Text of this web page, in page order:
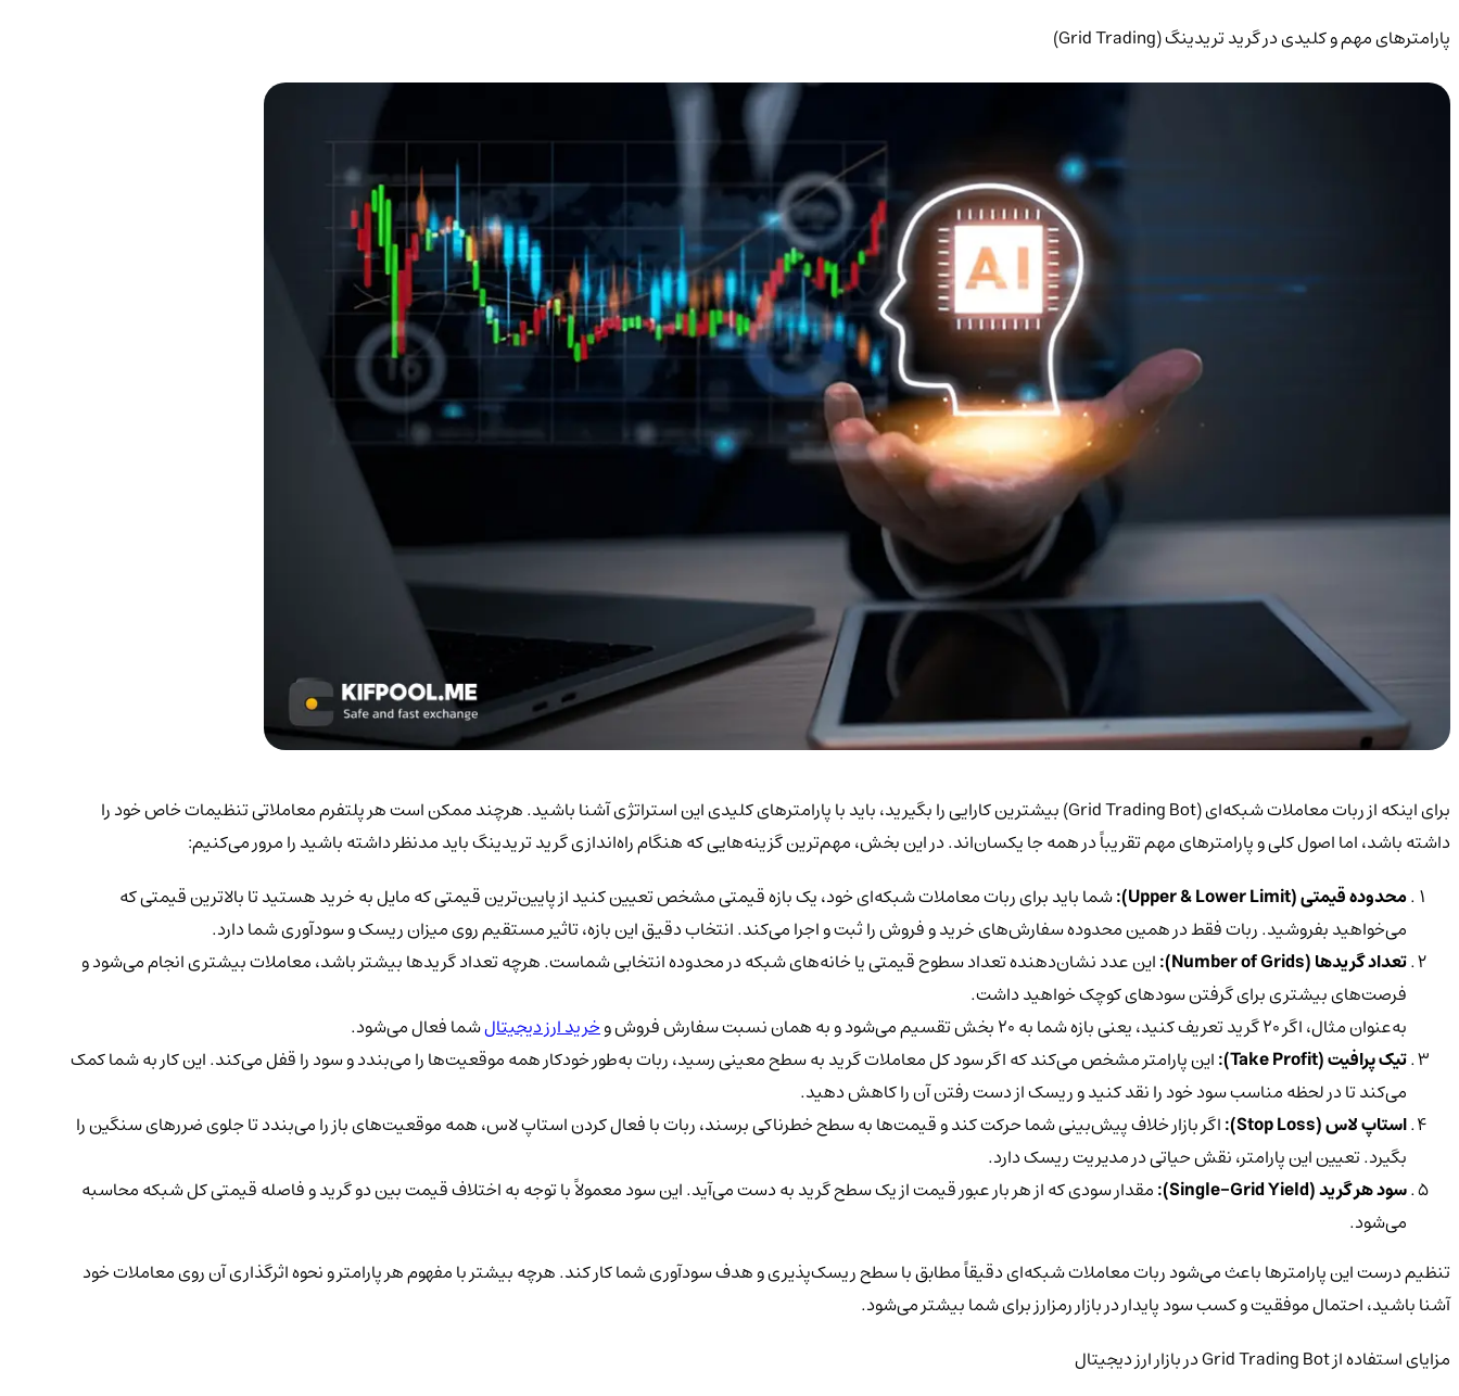
پارامترهای مهم و کلیدی در گرید تریدینگ (Grid Trading)
برای اینکه از ربات معاملات شبکه‌ای (Grid Trading Bot) بیشترین کارایی را بگیرید، باید با پارامترهای کلیدی این استراتژی آشنا باشید. هرچند ممکن است هر پلتفرم معاملاتی تنظیمات خاص خود را
داشته باشد، اما اصول کلی و پارامترهای مهم تقریباً در همه جا یکسان‌اند. در این بخش، مهم‌ترین گزینه‌هایی که هنگام راه‌اندازی گرید تریدینگ باید مدنظر داشته باشید را مرور می‌کنیم:
محدوده قیمتی (Upper & Lower Limit):
شما باید برای ربات معاملات شبکه‌ای خود، یک بازه قیمتی مشخص تعیین کنید از پایین‌ترین قیمتی که مایل به خرید هستید تا بالاترین قیمتی که
می‌خواهید بفروشید. ربات فقط در همین محدوده سفارش‌های خرید و فروش را ثبت و اجرا می‌کند. انتخاب دقیق این بازه، تاثیر مستقیم روی میزان ریسک و سودآوری شما دارد.
تعداد گریدها (Number of Grids):
این عدد نشان‌دهنده تعداد سطوح قیمتی یا خانه‌های شبکه در محدوده انتخابی شماست. هرچه تعداد گریدها بیشتر باشد، معاملات بیشتری انجام می‌شود و
فرصت‌های بیشتری برای گرفتن سودهای کوچک خواهید داشت.
به‌عنوان مثال، اگر ۲۰ گرید تعریف کنید، یعنی بازه شما به ۲۰ بخش تقسیم می‌شود و به همان نسبت سفارش فروش و
خرید ارز دیجیتالشما فعال می‌شود.
تیک پرافیت (Take Profit):
این پارامتر مشخص می‌کند که اگر سود کل معاملات گرید به سطح معینی رسید، ربات به‌طور خودکار همه موقعیت‌ها را می‌بندد و سود را قفل می‌کند. این کار به شما کمک
می‌کند تا در لحظه مناسب سود خود را نقد کنید و ریسک از دست رفتن آن را کاهش دهید.
استاپ لاس (Stop Loss):
اگر بازار خلاف پیش‌بینی شما حرکت کند و قیمت‌ها به سطح خطرناکی برسند، ربات با فعال کردن استاپ لاس، همه موقعیت‌های باز را می‌بندد تا جلوی ضررهای سنگین را
بگیرد. تعیین این پارامتر، نقش حیاتی در مدیریت ریسک دارد.
سود هر گرید (Single-Grid Yield):
مقدار سودی که از هر بار عبور قیمت از یک سطح گرید به دست می‌آید. این سود معمولاً با توجه به اختلاف قیمت بین دو گرید و فاصله قیمتی کل شبکه محاسبه
می‌شود.
تنظیم درست این پارامترها باعث می‌شود ربات معاملات شبکه‌ای دقیقاً مطابق با سطح ریسک‌پذیری و هدف سودآوری شما کار کند. هرچه بیشتر با مفهوم هر پارامتر و نحوه اثرگذاری آن روی معاملات خود
آشنا باشید، احتمال موفقیت و کسب سود پایدار در بازار رمزارز برای شما بیشتر می‌شود.
مزایای استفاده از Grid Trading Bot در بازار ارز دیجیتال